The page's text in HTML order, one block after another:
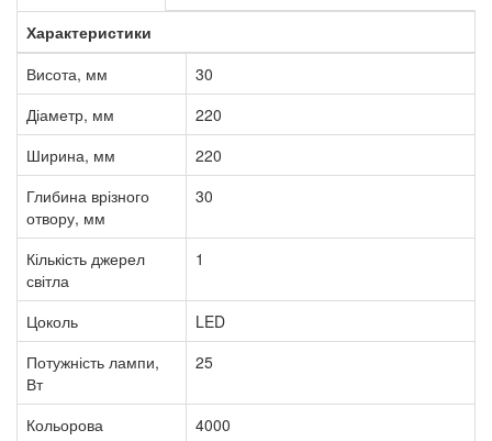
Характеристики
Висота, мм
30
Діаметр, мм
220
Ширина, мм
220
Глибина врізного
отвору, мм
30
Кількість джерел
світла
1
Цоколь
LED
Потужність лампи,
Вт
25
Кольорова
4000